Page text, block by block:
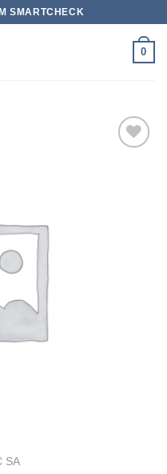
SMARTCHECK
0
SA